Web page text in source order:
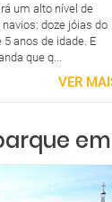
um alto nível de
doze jóias do
anos de idade. E
que q...
VER
em